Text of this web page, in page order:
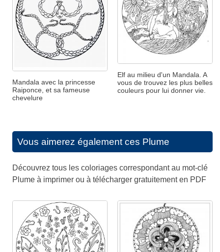
Mandala avec la princesse
Raiponce, et sa fameuse
chevelure
Elf au milieu d'un Mandala. A
vous de trouvez les plus belles
couleurs pour lui donner vie.
Vous aimerez également ces Plume
Découvrez tous les coloriages correspondant au mot-clé
Plume à imprimer ou à télécharger gratuitement en PDF